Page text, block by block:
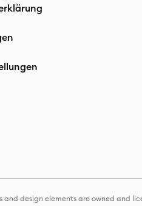
design elements are owned and